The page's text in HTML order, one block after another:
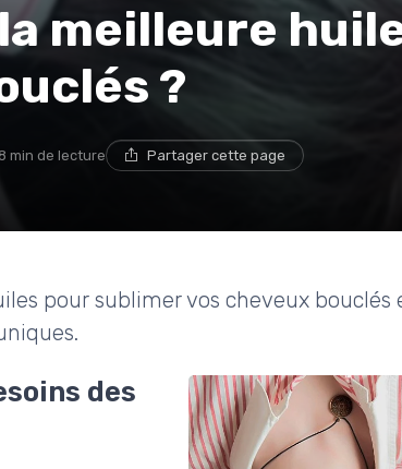
meilleure
?
8 min de lecture Partager cette page
pour sublimer vos cheveux
des